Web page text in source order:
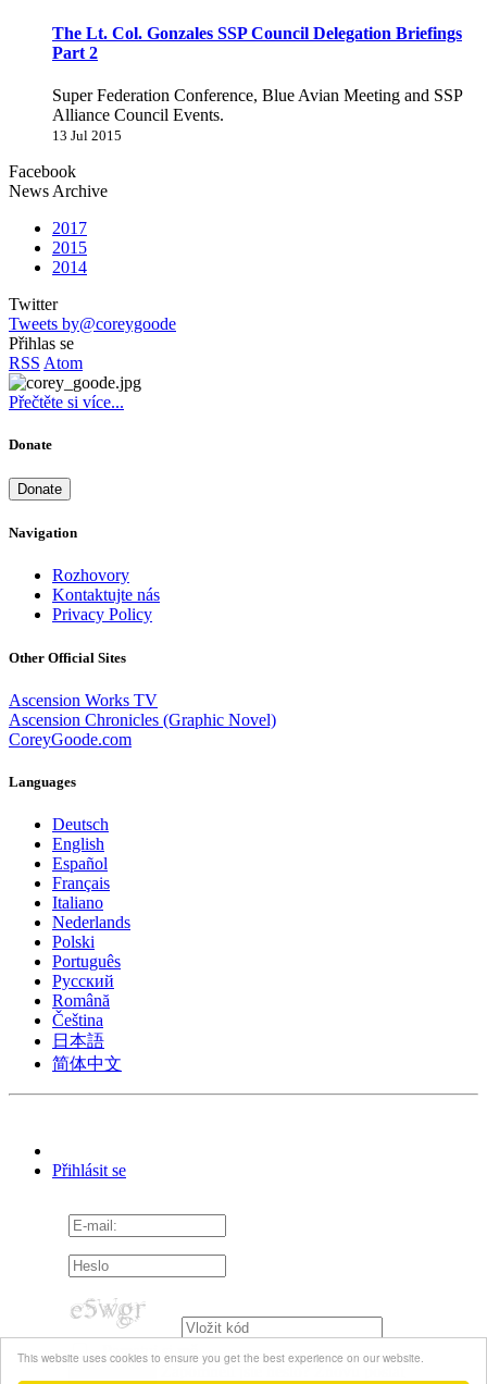
This website uses cookies to ensure you get the best experience on our website.
The Lt. Col. Gonzales SSP Council Delegation Briefings
Part 2
Super Federation Conference, Blue Avian Meeting and SSP
Alliance Council Events.
13 Jul 2015
Facebook
News Archive
2017
2015
2014
Twitter
Tweets by@coreygoode
Přihlas se
RSS Atom
Přečtěte si více...
Donate
Donate
Navigation
Rozhovory
Kontaktujte nás
Privacy Policy
Other Official Sites
Ascension Works TV
Ascension Chronicles (Graphic Novel)
CoreyGoode.com
Languages
Deutsch
English
Español
Français
Italiano
Nederlands
Polski
Português
Pусский
Română
Čeština
日本語
简体中文
Přihlásit se
Pamatuj si mě